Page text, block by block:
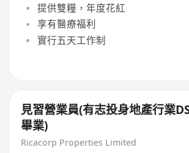
提供雙糧，年度花紅
享有醫療福利
實行五天工作制
見習營業員(有志投身地產行業
畢業)
Ricacorp Properties Limited